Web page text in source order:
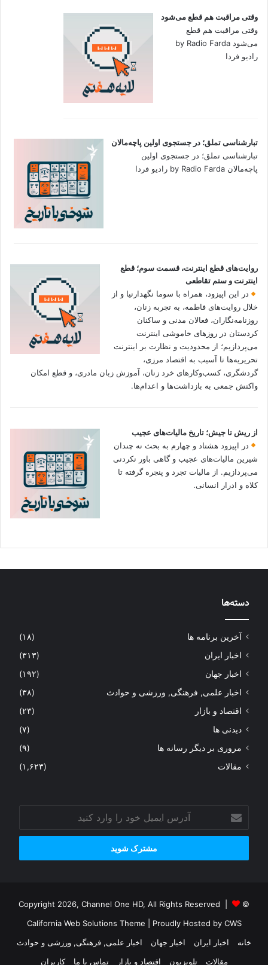
وقتی مراقبت هم قطع می‌شود
وقتی مراقبت هم قطع
می‌شود by Radio Farda
رادیو فردا
تبارشناسی تملق؛ در جستجوی اولین‌ پاچه‌مالان
تبارشناسی تملق؛ در جستجوی اولین‌
پاچه‌مالان by Radio Farda رادیو فردا
روایت‌های قطع اینترنت، قسمت سوم؛ قطع
اینترنت و ستم تقاطعی
در این اپیزود، همراه با سوما نگهدارنیا و از
خلال روایت‌های فاطمه، به تجربه زنان،
روزنامه‌نگاران، فعالان مدنی و ساکنان
کردستان در روزهای خاموشی اینترنت
می‌پردازیم؛ از محدودیت و نظارت بر اینترنت
تحریریه‌ها تا آسیب به اقتصاد مرزی،
گردشگری، کسب‌وکارهای خرد زنان، آموزش زبان مادری، و قطع امکان
واکنش جمعی به بازداشت‌ها و اعدام‌ها.
از ریش تا جیش؛ تاریخ مالیات‌های عجیب
در اپیزود هشتاد و چهارم به بحث نه چندان
شیرین مالیات‌های عجیب و گاهی باور نکردنی‌
می‌پردازیم. از مالیات تجرد و پنجره گرفته تا
کلاه و ادرار انسانی.
دسته‌ها
آخرین برنامه ها
(۱۸)
اخبار ایران
(۳۱۳)
اخبار جهان
(۱۹۲)
اخبار علمی, فرهنگی, ورزشی و حوادث
(۳۸)
اقتصاد و بازار
(۲۳)
دیدنی ها
(۷)
مروری بر دیگر رسانه ها
(۹)
مقالات
(۱,۶۲۳)
ایمیل
خود
وارد
© Copyright 2026, Channel One HD, All Rights Reserved |
California Web Solutions Theme | Proudly Hosted by CWS
خانه
اخبار ایران اخبار جهان
اخبار علمی, فرهنگی, ورزشی و حوادث
مقالات
تلویزیون اقتصاد و بازار تماس با ما کاربران